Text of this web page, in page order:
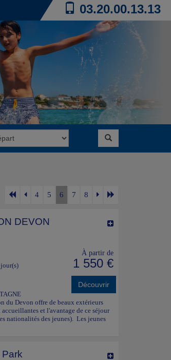
03.20.00.13.13
4 5 6 7 8
DEVON
À partir de
1 550 €
Découvrir
du Devon offre de beaux extérieurs
et l'avantage de ce séjour
nationalités des jeunes). Les jeunes